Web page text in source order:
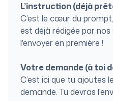
L’instruction (déjà
C’est le cœur du
est déjà rédigée par
l'envoyer en première !
Votre demande (à toi
C’est ici que tu ajoutes
demande. Tu devras